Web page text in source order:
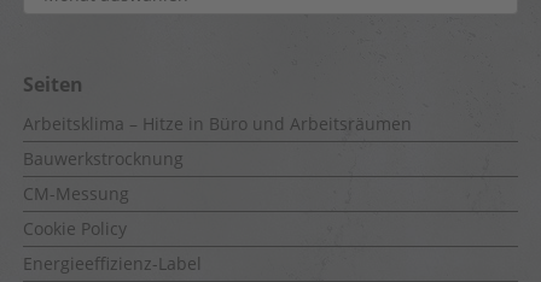
Seiten
Arbeitsklima – Hitze in Büro und Arbeitsräumen
Bauwerkstrocknung
CM-Messung
Cookie Policy
Energieeffizienz-Label